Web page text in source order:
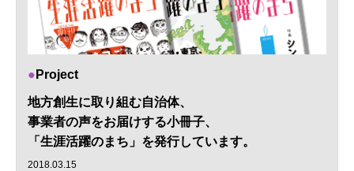
Project
地方創生に取り組む自治体、
事業者の声をお届けする小冊子、
「生涯活躍のまち」を発行しています。
2018.03.15